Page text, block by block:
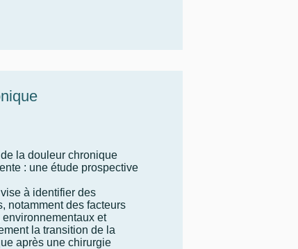
la douleur chronique
: une étude prospective
à identifier des
notamment des facteurs
et
la transition de la
après une chirurgie